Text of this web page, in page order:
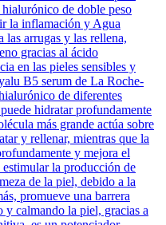
de doble peso
la inflamación y Agua
las arrugas y las rellena,
gracias al ácido
en las pieles sensibles y
B5 serum de La Roche-
de diferentes
hidratar profundamente
más grande actúa sobre
y rellenar, mientras que la
y mejora el
la producción de
de la piel, debido a la
promueve una barrera
y calmando la piel, gracias a